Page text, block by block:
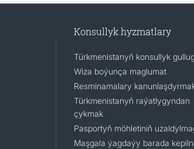
Konsullyk hyzmatlary
Türkmenistanyň konsullyk
Wiza boýunça maglumat
Resminamalary
Türkmenistanyň raýatlygyndan
çykmak
Pasportyň möhletiniň
Maşgala ýagdaýy barada